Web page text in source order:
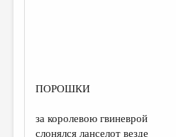
СТРАНИЦЫ ПАМЯТИ
ПОРОШКИ
за королевою гвиневрой
слонялся ланселот везде